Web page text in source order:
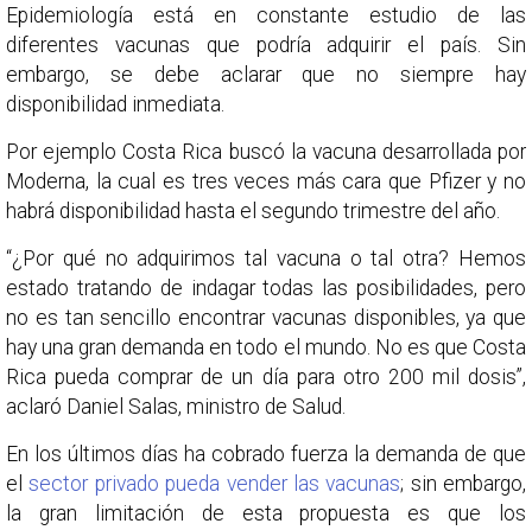
Epidemiología está en constante estudio de las
diferentes vacunas que podría adquirir el país. Sin
embargo, se debe aclarar que no siempre hay
disponibilidad inmediata.
Por ejemplo Costa Rica buscó la vacuna desarrollada por
Moderna, la cual es tres veces más cara que Pfizer y no
habrá disponibilidad hasta el segundo trimestre del año.
“¿Por qué no adquirimos tal vacuna o tal otra? Hemos
estado tratando de indagar todas las posibilidades, pero
no es tan sencillo encontrar vacunas disponibles, ya que
hay una gran demanda en todo el mundo. No es que Costa
Rica pueda comprar de un día para otro 200 mil dosis”,
aclaró Daniel Salas, ministro de Salud.
En los últimos días ha cobrado fuerza la demanda de que
elsector privado pueda vender las vacunas; sin embargo,
la gran limitación de esta propuesta es que los